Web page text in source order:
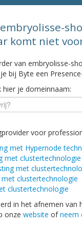
komt niet
van embryolisse-
bij Byte een
hier je domeinnaam:
voor
met Hypernode
met clustertechnologie
met
clustertechnologie
clustertechnologie
in het afnemen
onze website ofneem